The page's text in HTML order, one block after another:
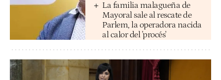
La familia malagueña de
Mayoral sale al rescate de
Parlem, la operadora nacida
al calor del 'procés'